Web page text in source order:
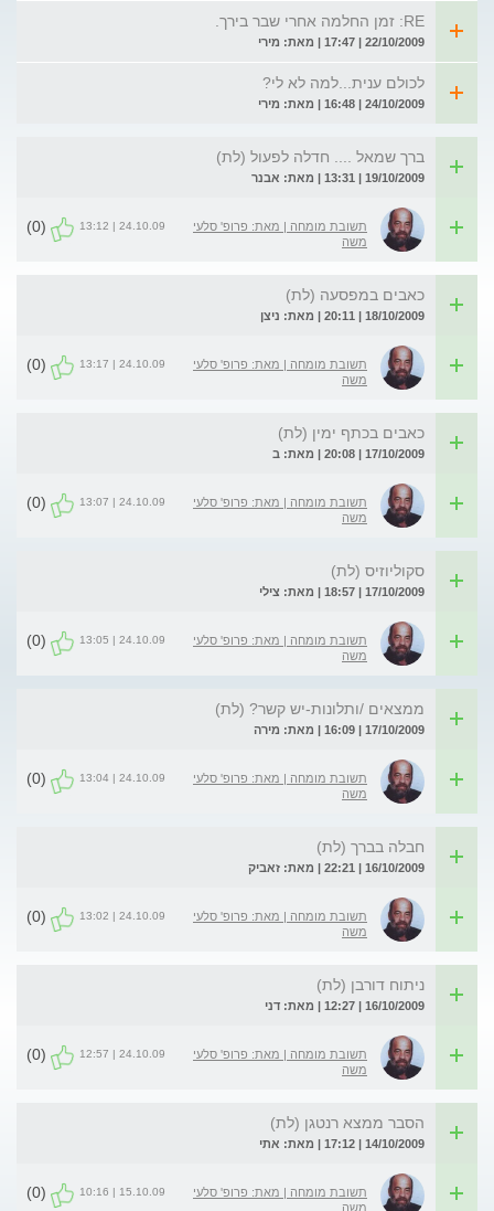
RE: זמן החלמה אחרי שבר בירך.
22/10/2009 | 17:47 | מאת: מירי
לכולם ענית...למה לא לי?
24/10/2009 | 16:48 | מאת: מירי
ברך שמאל .... חדלה לפעול (לת)
19/10/2009 | 13:31 | מאת: אבנר
תשובת מומחה | מאת: פרופ' סלעי
משה
24.10.09 | 13:12
(0)
כאבים במפסעה (לת)
18/10/2009 | 20:11 | מאת: ניצן
תשובת מומחה | מאת: פרופ' סלעי
משה
24.10.09 | 13:17
(0)
כאבים בכתף ימין (לת)
17/10/2009 | 20:08 | מאת: ב
תשובת מומחה | מאת: פרופ' סלעי
משה
24.10.09 | 13:07
(0)
סקוליוזיס (לת)
17/10/2009 | 18:57 | מאת: צילי
תשובת מומחה | מאת: פרופ' סלעי
משה
24.10.09 | 13:05
(0)
ממצאים /ותלונות-יש קשר? (לת)
17/10/2009 | 16:09 | מאת: מירה
תשובת מומחה | מאת: פרופ' סלעי
משה
24.10.09 | 13:04
(0)
חבלה בברך (לת)
16/10/2009 | 22:21 | מאת: זאביק
תשובת מומחה | מאת: פרופ' סלעי
משה
24.10.09 | 13:02
(0)
ניתוח דורבן (לת)
16/10/2009 | 12:27 | מאת: דני
תשובת מומחה | מאת: פרופ' סלעי
משה
24.10.09 | 12:57
(0)
הסבר ממצא רנטגן (לת)
14/10/2009 | 17:12 | מאת: אתי
תשובת מומחה | מאת: פרופ' סלעי
משה
15.10.09 | 10:16
(0)